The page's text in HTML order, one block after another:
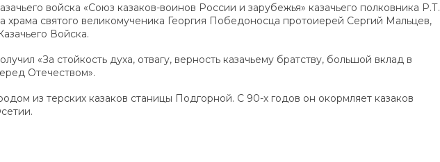
войска «Союз казаков-воинов России и зарубежья» казачьего полковника Р.Т.
храма святого великомученика Георгия Победоносца протоиерей Сергий Мальцев,
Войска.
«За стойкость духа, отвагу, верность казачьему братству, большой вклад в
Отечеством».
из терских казаков станицы Подгорной. С 90-х годов он окормляет казаков